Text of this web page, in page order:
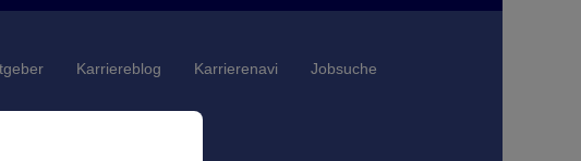
Karriereblog Karrierenavi Jobsuche